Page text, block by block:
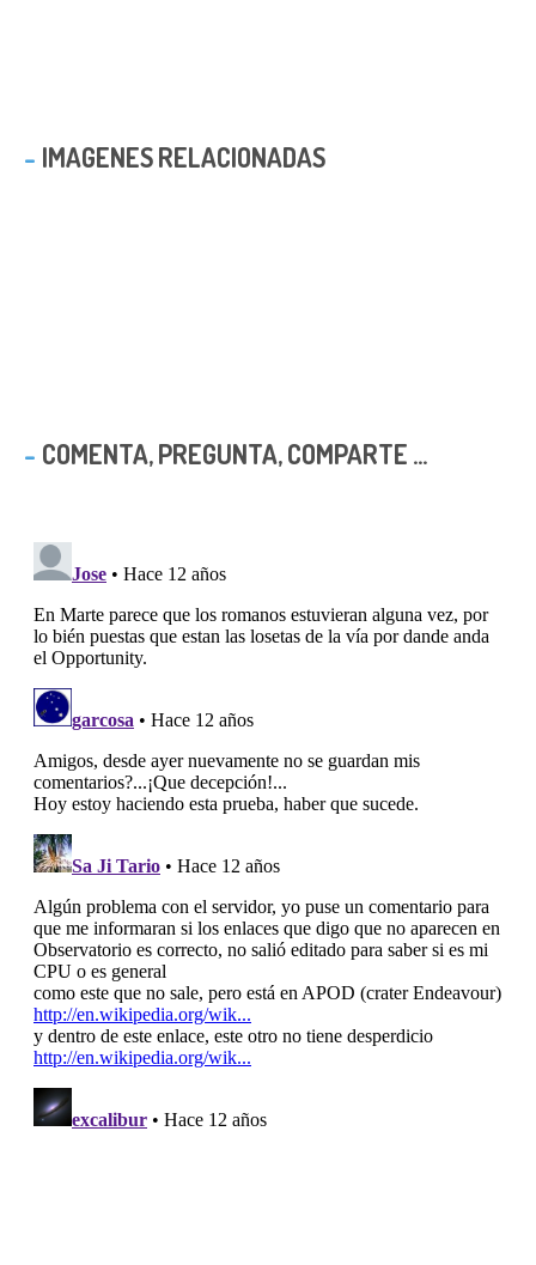
IMAGENES RELACIONADAS
COMENTA, PREGUNTA, COMPARTE ...